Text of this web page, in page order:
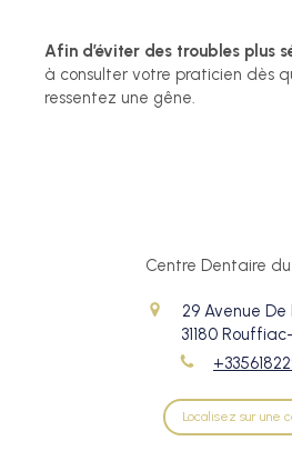
Afin d’éviter des troubles plus
à consulter votre praticien dès
ressentez une gêne.
Centre Dentaire
29 Avenue De
31180
Localisez sur une